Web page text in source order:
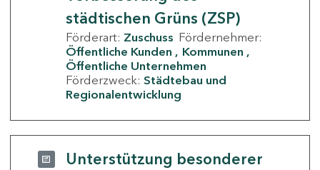
städtischen Grüns (ZSP)
Förderart: Zuschuss Fördernehmer:
Öffentliche Kunden
Kommunen
Öffentliche Unternehmen
Förderzweck: Städtebau und
Regionalentwicklung
Unterstützung besonderer